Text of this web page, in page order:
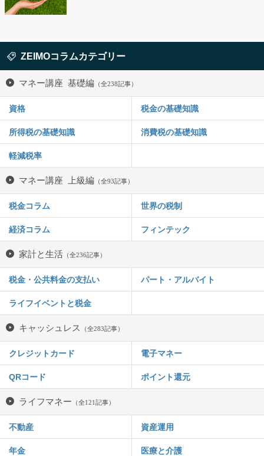
ZEIMOコラムカテゴリー
マネー講座 基礎編 （全238記事）
資格 税金の基礎知識
所得税の基礎知識 消費税の基礎知識
軽減税率
マネー講座 上級編 （全93記事）
税金コラム 世界の税制
経済コラム フィンテック
家計と生活 （全236記事）
税金・公共料金の支払い パート・アルバイト
ライフイベントと税金
キャッシュレス （全283記事）
クレジットカード 電子マネー
QRコード ポイント還元
ライフマネー （全121記事）
不動産 資産運用
年金 医療と介護